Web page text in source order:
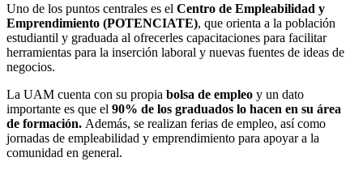
Uno de los puntos centrales es el Centro de Empleabilidad y
Emprendimiento (POTENCIATE), que orienta a la población
estudiantil y graduada al ofrecerles capacitaciones para facilitar
herramientas para la inserción laboral y nuevas fuentes de ideas de
negocios.
La UAM cuenta con su propia bolsa de empleo y un dato
importante es que el 90% de los graduados lo hacen en su área
de formación. Además, se realizan ferias de empleo, así como
jornadas de empleabilidad y emprendimiento para apoyar a la
comunidad en general.